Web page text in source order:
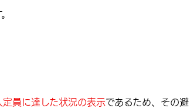
定員に達した状況の表示であるため、その避